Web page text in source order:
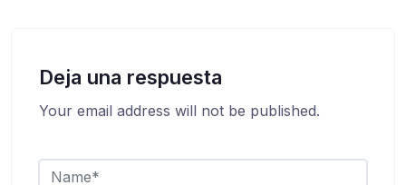
Deja una respuesta
Your email address will not be published.